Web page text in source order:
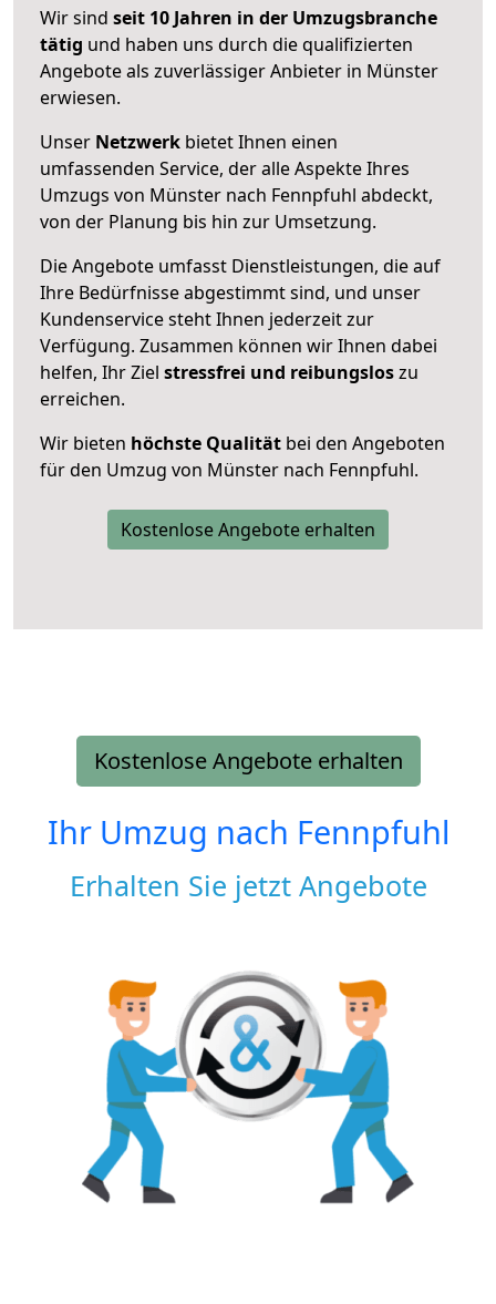
Wir sind seit 10 Jahren in der Umzugsbranche
tätig und haben uns durch die qualifizierten
Angebote als zuverlässiger Anbieter in Münster
erwiesen.
Unser Netzwerk bietet Ihnen einen
umfassenden Service, der alle Aspekte Ihres
Umzugs von Münster nach Fennpfuhl abdeckt,
von der Planung bis hin zur Umsetzung.
Die Angebote umfasst Dienstleistungen, die auf
Ihre Bedürfnisse abgestimmt sind, und unser
Kundenservice steht Ihnen jederzeit zur
Verfügung. Zusammen können wir Ihnen dabei
helfen, Ihr Ziel stressfrei und reibungsloszu
erreichen.
Wir bieten höchste Qualität bei den Angeboten
für den Umzug von Münster nach Fennpfuhl.
Kostenlose Angebote erhalten
Kostenlose Angebote erhalten
Ihr Umzug nach Fennpfuhl
Erhalten Sie jetzt Angebote